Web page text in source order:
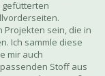
gefütterten
sein, die in
Ich sammle diese
mir auch
Stoff aus